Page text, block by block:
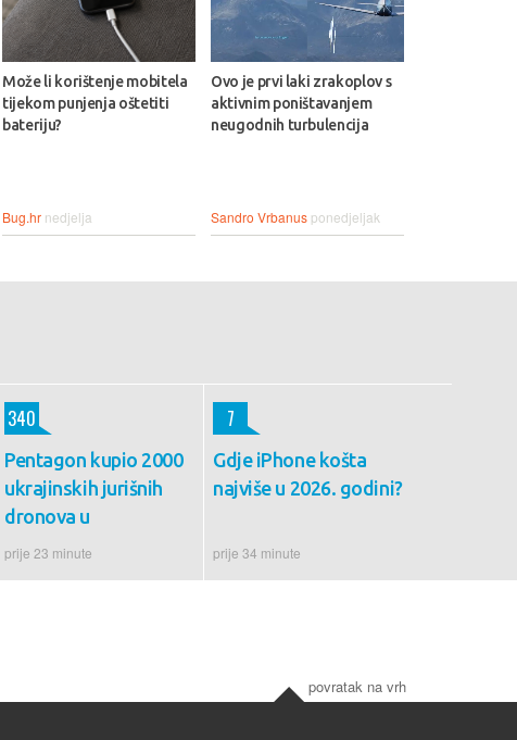
Može li korištenje mobitela
tijekom punjenja oštetiti
bateriju?
Bug.hr nedjelja
Ovo je prvi laki zrakoplov s
aktivnim poništavanjem
neugodnih turbulencija
Sandro Vrbanus ponedjeljak
Pentagon kupio 2000
ukrajinskih jurišnih
dronova u
prije 23 minute
340
Gdje iPhone košta
najviše u 2026. godini?
prije 34 minute
7
povratak na vrh